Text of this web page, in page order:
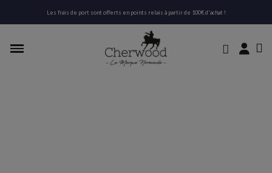
Les frais de port sont offerts en points relais à partir de 100€ d'achat !